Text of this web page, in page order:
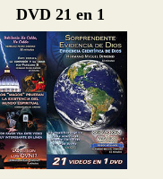
DVD 21 en 1